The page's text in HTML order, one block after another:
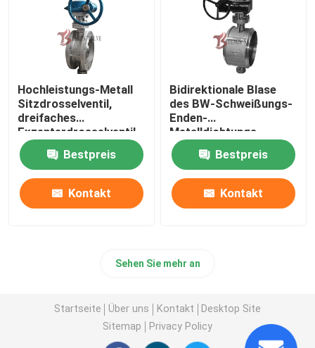
Hochleistungs-Metall
Sitzdrosselventil,
dreifaches
Exzenterdrosselventil
Bestpreis
Kontakt
Bidirektionale Blase
des BW-Schweißungs-
Enden-
Metalldichtungs-
Drosselventil-BFV fest
abgestelltBestpreis
Kontakt
Sehen Sie mehr an
Startseite Über uns Kontakt
Desktop Site
Sitemap
Privacy Policy